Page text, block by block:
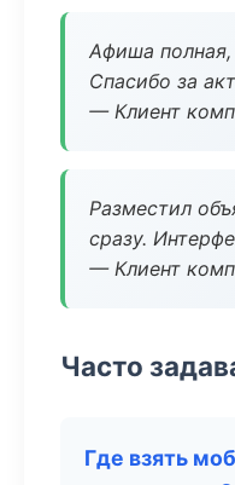
Афиша полная,
Спасибо за
— Клиент
Разместил
сразу.
— Клиент
Часто
Где взять